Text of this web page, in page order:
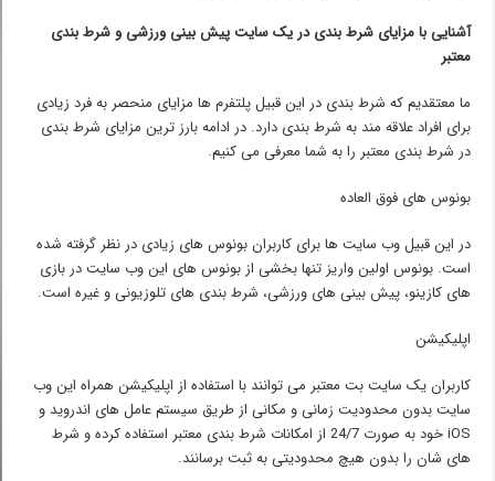
آشنایی با مزایایشرط بندی در یک سایت پیش بینی ورزشی و شرط بندی
معتبر
ما معتقدیم که شرط بندی در این قبیل پلتفرم ها مزایای منحصر به فرد زیادی
برای افراد علاقه مند به شرط بندی دارد. در ادامه بارز ترین مزایای شرط بندی
در شرط بندی معتبر را به شما معرفی می کنیم.
بونوس های فوق العاده
در این قبیل وب سایت ها برای کاربران بونوس های زیادی در نظر گرفته شده
است. بونوس اولین واریز تنها بخشی از بونوس های این وب سایت در بازی
های کازینو، پیش بینی های ورزشی، شرط بندی های تلوزیونی و غیره است.
اپلیکیشن
کاربران یک سایت بت معتبر می توانند با استفاده از اپلیکیشن همراه این وب
سایت بدون محدودیت زمانی و مکانی از طریق سیستم عامل های اندروید و
iOS خود به صورت 24/7 از امکانات شرط بندی معتبر استفاده کرده و شرط
های شان را بدون هیچ محدودیتی به ثبت برسانند.